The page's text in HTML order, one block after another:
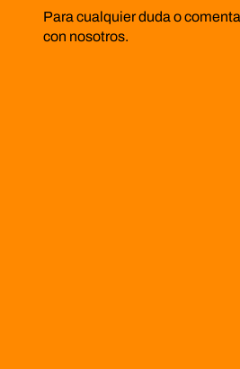
Para cualquier duda o
con nosotros.